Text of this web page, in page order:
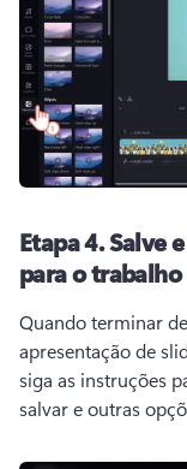
Etapa 4.Salve
para o trabalho
Quando terminar
apresentação de
siga as instruções
salvar e outras